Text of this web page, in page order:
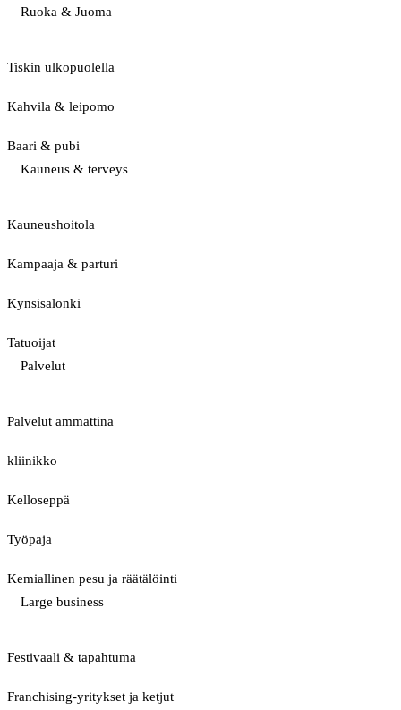
Ruoka & Juoma
Tiskin ulkopuolella
Kahvila & leipomo
Baari & pubi
Kauneus & terveys
Kauneushoitola
Kampaaja & parturi
Kynsisalonki
Tatuoijat
Palvelut
Palvelut ammattina
kliinikko
Kelloseppä
Työpaja
Kemiallinen pesu ja räätälöinti
Large business
Festivaali & tapahtuma
Franchising-yritykset ja ketjut